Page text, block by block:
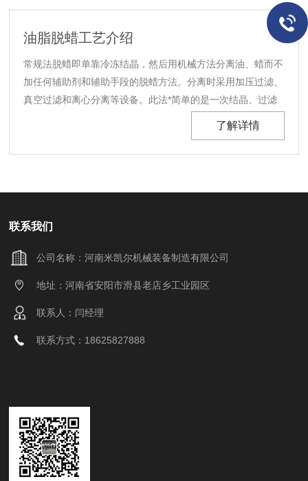
油脂脱蜡工艺介绍
常规法脱蜡即单靠冷冻结晶，然后用机械方法分离油、蜡而不
加任何辅助剂和辅助手段的脱蜡方法。分离时采用加压过滤、
真空过滤和离心分离等设备。此法*简单的是一次结晶、过滤
法。例如将脱臭后的米糠油（温度在 50℃以上）移入有冷却
晶时间为48hr，然后过滤分离油、蜡。过滤压强维持在 0.3 –
了解详情
联系我们
公司名称：河南米凯尔机械装备制造有限公司
地址：河南省安阳市滑县老店乡工业园区
联系人：闫经理
联系方式：18625827888